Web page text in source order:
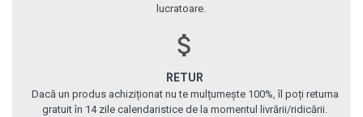
lucratoare.
RETUR
Dacă un produs achiziționat nu te mulțumește 100%, îl poți returna
gratuit în 14 zile calendaristice de la momentul livrării/ridicării.